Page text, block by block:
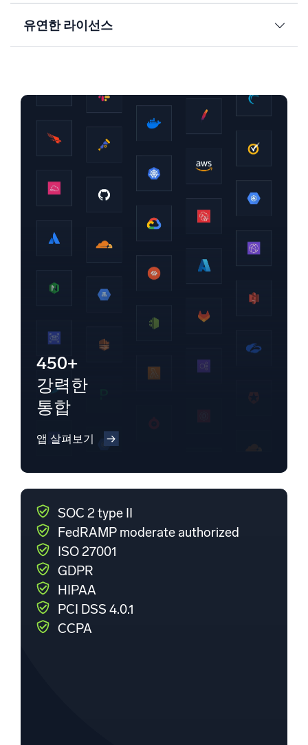
유연한 라이선스
450+
강력한
통합
앱 살펴보기
SOC 2 type II
FedRAMP moderate authorized
ISO 27001
GDPR
HIPAA
PCI DSS 4.0.1
CCPA